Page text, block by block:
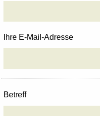
Ihre E-Mail-Adresse
Betreff